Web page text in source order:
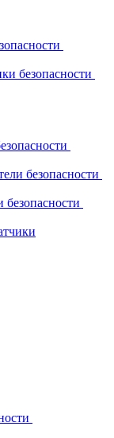
безопасности
безопасности